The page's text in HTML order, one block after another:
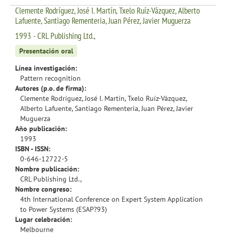
Clemente Rodríguez, José I. Martín, Txelo Ruíz-Vázquez, Alberto
Lafuente, Santiago Rementeria, Juan Pérez, Javier Muguerza
1993 - CRL Publishing Ltd.,
Presentación oral
Línea investigación:
Pattern recognition
Autores (p.o. de firma):
Clemente Rodríguez, José I. Martín, Txelo Ruíz-Vázquez,
Alberto Lafuente, Santiago Rementeria, Juan Pérez, Javier
Muguerza
Año publicación:
1993
ISBN - ISSN:
0-646-12722-5
Nombre publicación:
CRL Publishing Ltd.,
Nombre congreso:
4th International Conference on Expert System Application
to Power Systems (ESAP?93)
Lugar celebración:
Melbourne